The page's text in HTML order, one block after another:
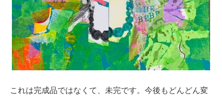
これは完成品ではなくて、未完です。今後もどんどん変